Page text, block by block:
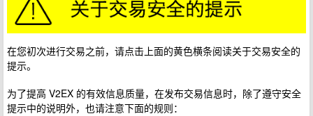
在您初次进行交易之前，请点击上面的黄色横条阅读关于交易安全的
提示。
为了提高 V2EX 的有效信息质量，在发布交易信息时，除了遵守安全
提示中的说明外，也请注意下面的规则：